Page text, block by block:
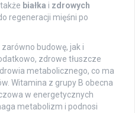
białka i zdrowych
regeneracji mięśni po
budowę, jak i
zdrowe tłuszcze
metabolicznego, co ma
Witamina z grupy B obecna
w energetycznych
metabolizm i podnosi